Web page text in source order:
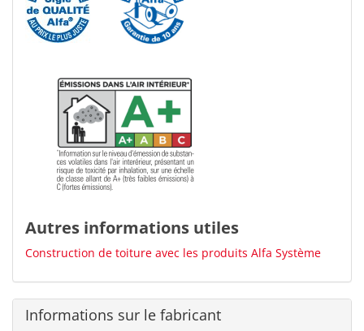
Autres informations utiles
Construction de toiture avec les produits Alfa Système
Informations sur le fabricant